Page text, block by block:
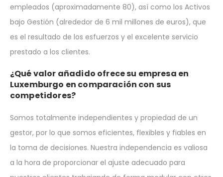
empleados (aproximadamente 80), así como los Activos
bajo Gestión (alrededor de 6 mil millones de euros), que
es el resultado de los esfuerzos y el excelente servicio
prestado a los clientes.
¿Qué valor añadido ofrece su empresa en
Luxemburgo en comparación con sus
competidores?
Somos totalmente independientes y propiedad de un
gestor, por lo que somos eficientes, flexibles y fiables en
la toma de decisiones. Nuestra independencia es valiosa
a la hora de proporcionar el ajuste adecuado para